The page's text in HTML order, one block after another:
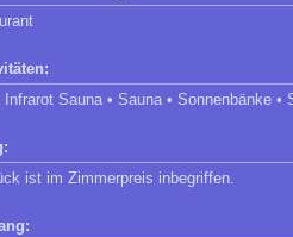
Infrarot Sauna • Sauna • Sonnenbänke
ist im Zimmerpreis inbegriffen.